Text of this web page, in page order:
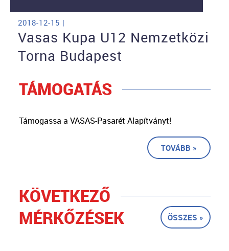
2018-12-15 |
Vasas Kupa U12 Nemzetközi
Torna Budapest
TÁMOGATÁS
Támogassa a VASAS-Pasarét Alapítványt!
TOVÁBB »
KÖVETKEZŐ
MÉRKŐZÉSEK
ÖSSZES »